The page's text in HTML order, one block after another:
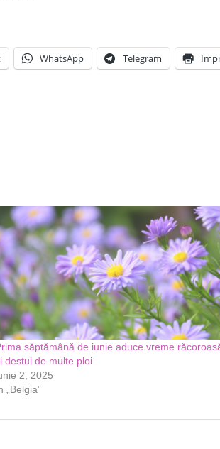
WhatsApp Telegram
sǎptǎmânǎ de iunie aduce vreme
destul de multe ploi
2, 2025
„Belgia”